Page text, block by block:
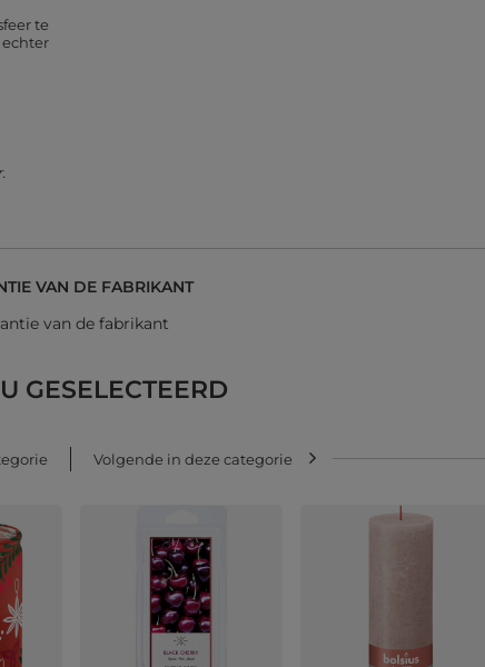
te
echter
VAN DE FABRIKANT
van de fabrikant
GESELECTEERD
Volgende in deze categorie